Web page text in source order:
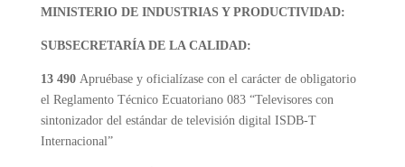
MINISTERIO DE INDUSTRIAS Y PRODUCTIVIDAD:
SUBSECRETARÍA DE LA CALIDAD:
13 490 Apruébase y oficialízase con el carácter de obligatorio
el Reglamento Técnico Ecuatoriano 083 “Televisores con
sintonizador del estándar de televisión digital ISDB-T
Internacional”